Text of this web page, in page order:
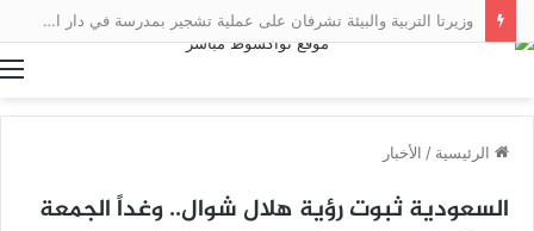
وزيرتا التربية والبيئة تشرفان على عملية تشجير بمدرسة في دار النعيم
الرئيسية / الأخبار
السعودية ثبوت رؤية هلال شوال.. وغداً الجمعة